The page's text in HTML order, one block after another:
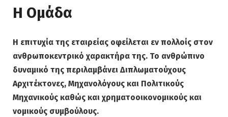
Η Ομάδα
Η επιτυχία της εταιρείας οφείλεται εν πολλοίς στον
ανθρωποκεντρικό χαρακτήρα της. Το ανθρώπινο
δυναμικό της περιλαμβάνει Διπλωματούχους
Αρχιτέκτονες, Μηχανολόγους και Πολιτικούς
Μηχανικούς καθώς και χρηματοοικονομικούς και
νομικούς συμβούλους.